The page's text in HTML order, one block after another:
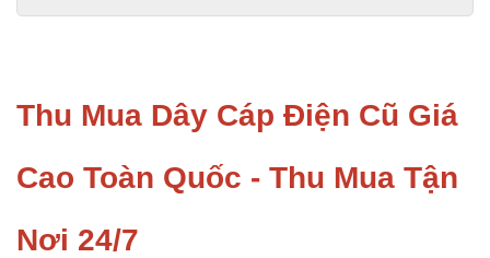
Thu Mua Dây Cáp Điện Cũ Giá
Cao Toàn Quốc - Thu Mua Tận
Nơi 24/7